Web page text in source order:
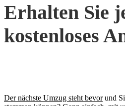
Erhalten Sie
kostenloses
Der nächste Umzug steht bevorund